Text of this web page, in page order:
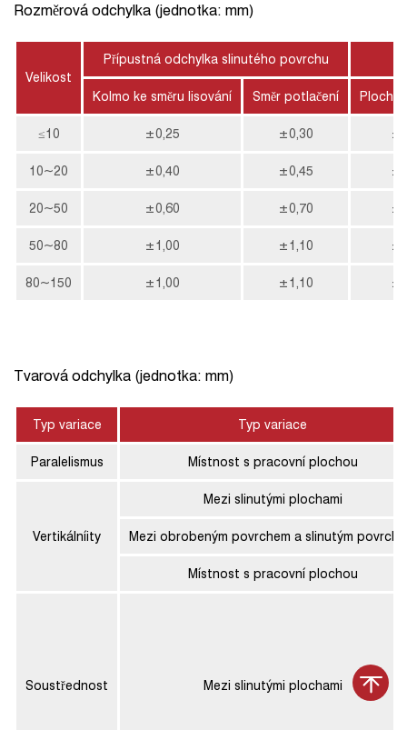
Rozměrová odchylka (jednotka: mm)
Velikost
Přípustná odchylka slinutého povrchu
Kolmo ke směru lisování Směr potlačení Ploché
≤10 ±0,25 ±0,30
10~20 ±0,40 ±0,45
20~50 ±0,60 ±0,70
50~80 ±1,00 ±1,10
80~150 ±1,00 ±1,10
Tvarová odchylka (jednotka: mm)
Typ variace Typ variace
Paralelismus Místnost s pracovní plochou
Vertikálníity
Mezi slinutými plochami
Mezi obrobeným povrchem a slinutým
Místnost s pracovní plochou
Soustřednost Mezi slinutými plochami